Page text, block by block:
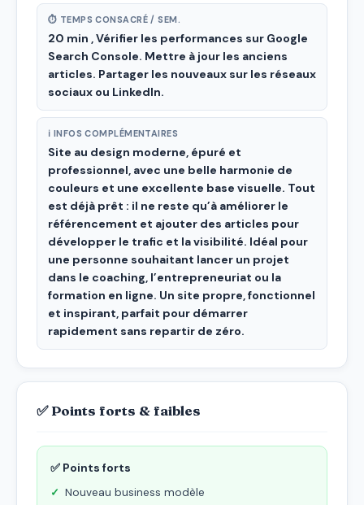
⏱ TEMPS CONSACRÉ / SEM.
20 min , Vérifier les performances sur Google
Search Console. Mettre à jour les anciens
articles. Partager les nouveaux sur les réseaux
sociaux ou LinkedIn.
ℹ INFOS COMPLÉMENTAIRES
Site au design moderne, épuré et
professionnel, avec une belle harmonie de
couleurs et une excellente base visuelle. Tout
est déjà prêt : il ne reste qu’à améliorer le
référencement et ajouter des articles pour
développer le trafic et la visibilité. Idéal pour
une personne souhaitant lancer un projet
dans le coaching, l’entrepreneuriat ou la
formation en ligne. Un site propre, fonctionnel
et inspirant, parfait pour démarrer
rapidement sans repartir de zéro.
✅ Points forts & faibles
✅ Points forts
Nouveau business modèle